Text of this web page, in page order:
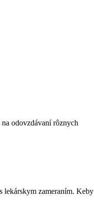
odovzdávaní rôznych
lekárskym zameraním. Keby